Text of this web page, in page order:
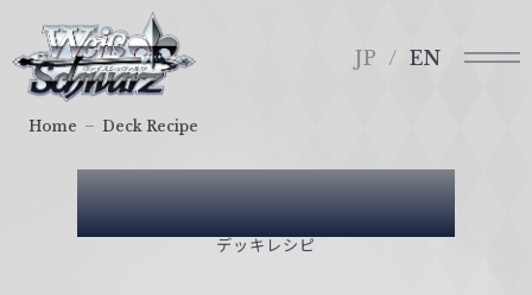
ァ
イ
JP EN
Deck Recipe
デッキレシピ
Home Deck Recipe